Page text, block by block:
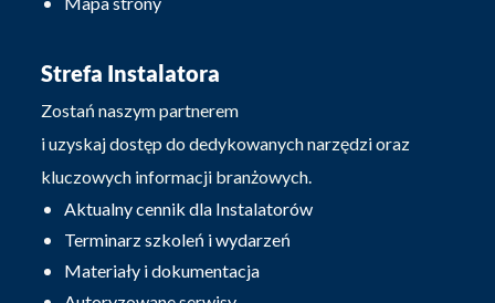
Strefa Instalatora
Zostań naszym partnerem
i uzyskaj dostęp do dedykowanych narzędzi oraz
kluczowych informacji branżowych.
Aktualny cennik dla Instalatorów
Terminarz szkoleń i wydarzeń
Materiały i dokumentacja